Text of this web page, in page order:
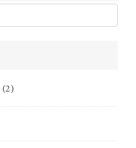
(2)